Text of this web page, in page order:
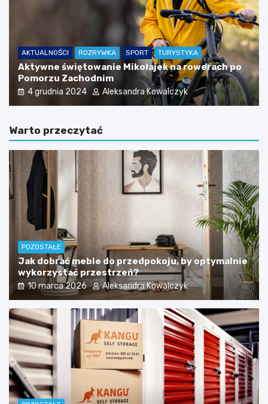
AKTUALNOŚCI ROZRYWKA SPORT TURYSTYKA
Aktywne świętowanie Mikołajek na rowerach po
Pomorzu Zachodnim
4 grudnia 2024 Aleksandra Kowalczyk
Warto przeczytać
POZOSTAŁE
Jak dobrać meble do przedpokoju, by optymalnie
wykorzystać przestrzeń?
10 marca 2026 Aleksandra Kowalczyk